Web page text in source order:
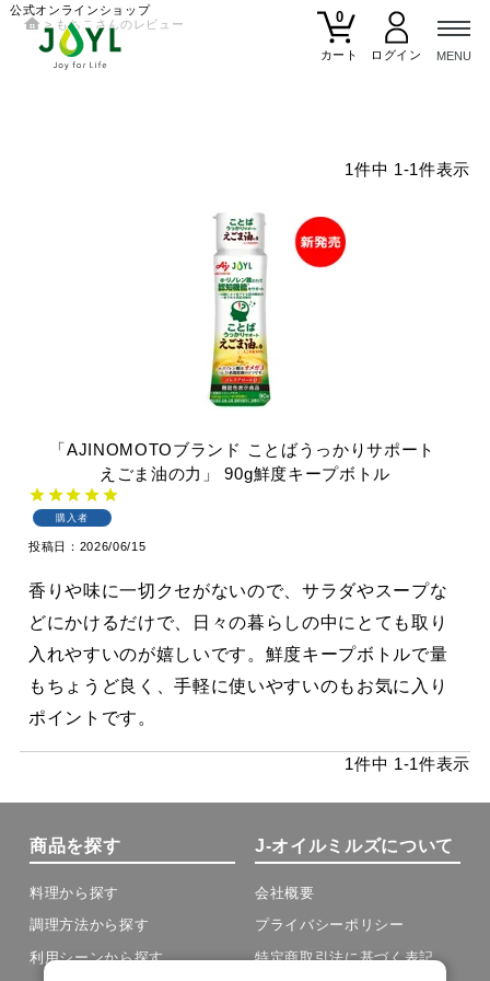
公式オンラインショップ
0
カート
もちこさんのレビュー
1件中 1-1件表示
「AJINOMOTOブランド ことばうっかりサポート
えごま油の力」90g鮮度キープボトル
購入者
投稿日 2026/06/15
香りや味に一切クセがないので、サラダやスープな
どにかけるだけで、日々の暮らしの中にとても取り
入れやすいのが嬉しいです。鮮度キープボトルで量
もちょうど良く、手軽に使いやすいのもお気に入り
ポイントです。
1件中 1-1件表示
商品を探す
料理から探す
調理方法から探す
利用シーンから探す
J-オイルミルズについて
会社概要
プライバシーポリシー
特定商取引法に基づく表記